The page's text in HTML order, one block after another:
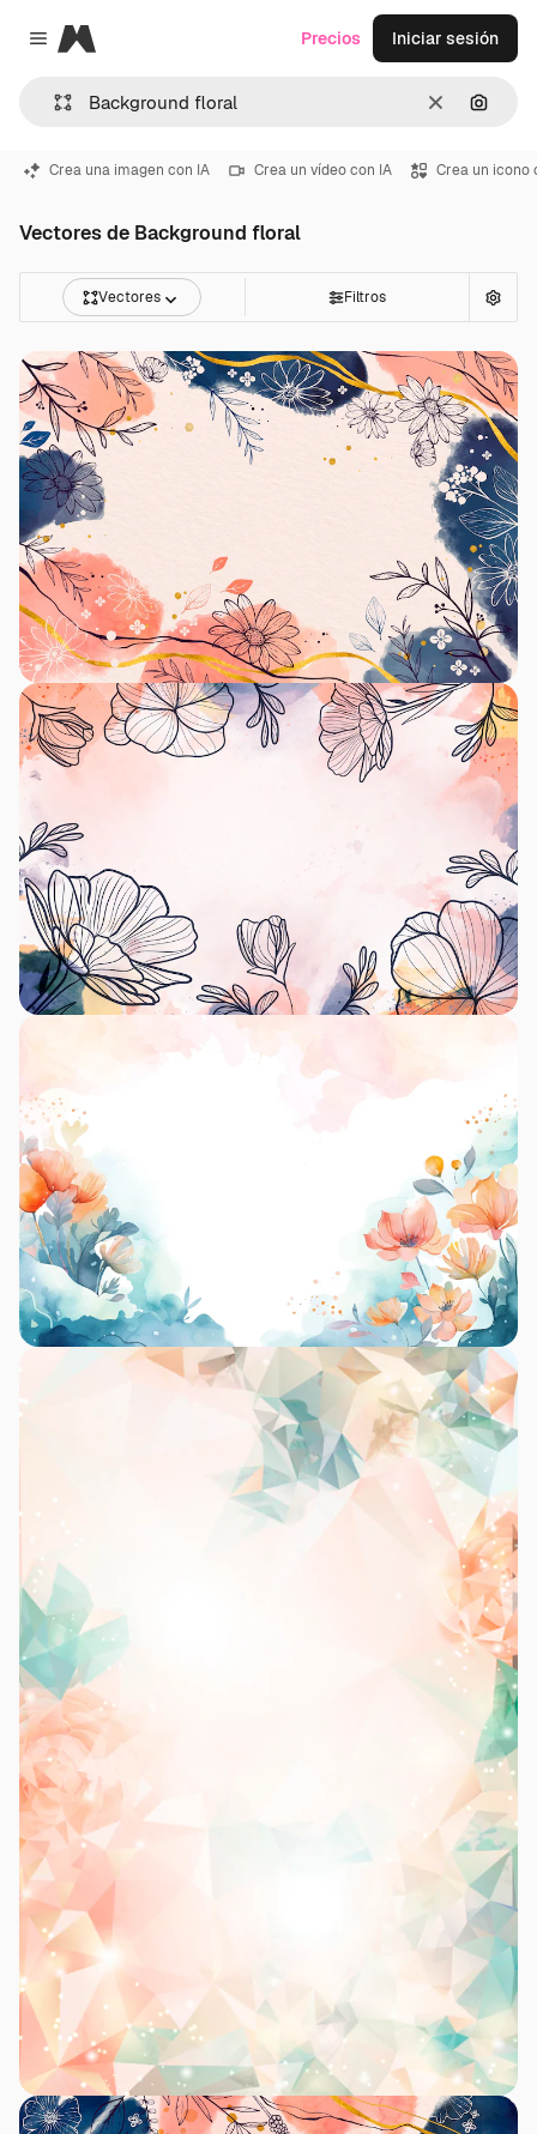
Close menu
Magnific
Borrar
Precios Iniciar sesión
Crea una imagen con IA Crea un vídeo con IA Crea un icono
Vectores de Background floral
Vectores Filtros